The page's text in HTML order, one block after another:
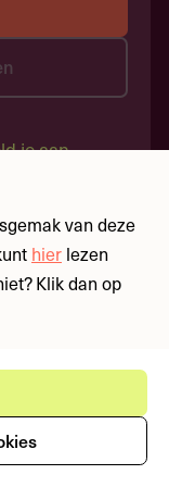
je aan
van deze
hier lezen
Klik dan op